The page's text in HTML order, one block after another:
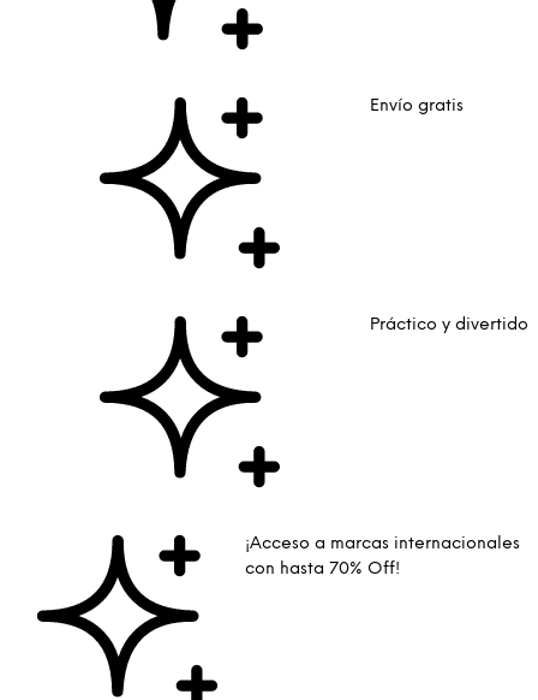
Envío gratis
Práctico y divertido
¡Acceso a marcas internacionales
con hasta 70% Off!